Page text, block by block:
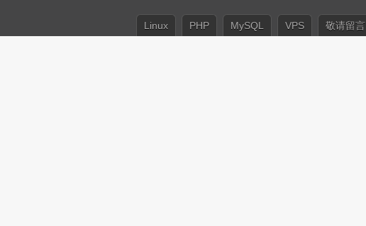
Linux PHP MySQL VPS 敬请留言